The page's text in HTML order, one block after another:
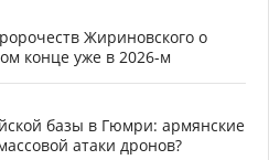
Жириновского о
конце уже в 2026-м
базы в Гюмри: армянские
атаки дронов?